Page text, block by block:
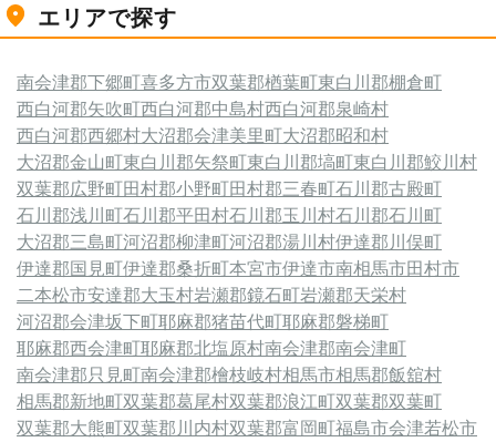
エリアで探す
南会津郡下郷町喜多方市双葉郡楢葉町東白川郡棚倉町
西白河郡矢吹町西白河郡中島村西白河郡泉崎村
西白河郡西郷村大沼郡会津美里町大沼郡昭和村
大沼郡金山町東白川郡矢祭町東白川郡塙町東白川郡鮫川村
双葉郡広野町田村郡小野町田村郡三春町石川郡古殿町
石川郡浅川町石川郡平田村石川郡玉川村石川郡石川町
大沼郡三島町河沼郡柳津町河沼郡湯川村伊達郡川俣町
伊達郡国見町伊達郡桑折町本宮市伊達市南相馬市田村市
二本松市安達郡大玉村岩瀬郡鏡石町岩瀬郡天栄村
河沼郡会津坂下町耶麻郡猪苗代町耶麻郡磐梯町
耶麻郡西会津町耶麻郡北塩原村南会津郡南会津町
南会津郡只見町南会津郡檜枝岐村相馬市相馬郡飯舘村
相馬郡新地町双葉郡葛尾村双葉郡浪江町双葉郡双葉町
双葉郡大熊町双葉郡川内村双葉郡富岡町福島市会津若松市